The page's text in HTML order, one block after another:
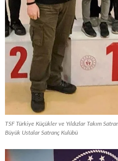
TSF Türkiye Küçükler ve Yıldızlar Takım
Büyük Ustalar Satranç Kulübü